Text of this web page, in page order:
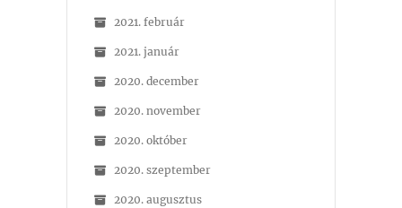
2021. február
2021. január
2020. december
2020. november
2020. október
2020. szeptember
2020. augusztus